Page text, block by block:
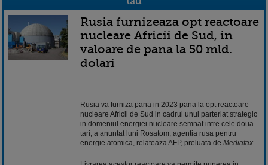
Rusia furnizeaza opt reactoare
nucleare Africii de Sud, in
valoare de pana la 50 mld.
dolari
Rusia va furniza pana in 2023 pana la opt reactoare
nucleare Africii de Sud in cadrul unui parteriat strategic
in domeniul energiei nucleare semnat intre cele doua
tari, a anuntat luni Rosatom, agentia rusa pentru
energie atomica, relateaza AFP, preluata de Mediafax